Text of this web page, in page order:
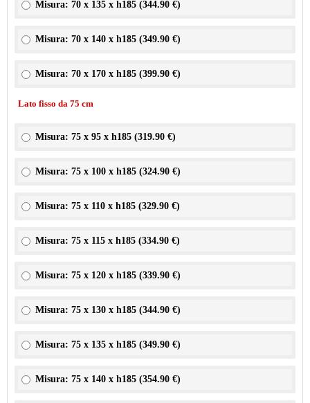
Misura: 70 x 135 x h185 (344.90 €)
Misura: 70 x 140 x h185 (349.90 €)
Misura: 70 x 170 x h185 (399.90 €)
Lato fisso da 75 cm
Misura: 75 x 95 x h185 (319.90 €)
Misura: 75 x 100 x h185 (324.90 €)
Misura: 75 x 110 x h185 (329.90 €)
Misura: 75 x 115 x h185 (334.90 €)
Misura: 75 x 120 x h185 (339.90 €)
Misura: 75 x 130 x h185 (344.90 €)
Misura: 75 x 135 x h185 (349.90 €)
Misura: 75 x 140 x h185 (354.90 €)